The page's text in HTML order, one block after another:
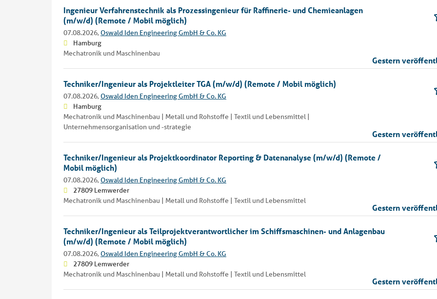
Ingenieur Verfahrenstechnik als Prozessingenieur für Raffinerie- und Chemieanlagen
(m/w/d) (Remote / Mobil möglich)
07.08.2026, Oswald Iden Engineering GmbH & Co. KG
Hamburg
Mechatronik und Maschinenbau
Gestern
Techniker/Ingenieur als Projektleiter TGA (m/w/d) (Remote / Mobil möglich)
07.08.2026, Oswald Iden Engineering GmbH & Co. KG
Hamburg
Mechatronik und Maschinenbau | Metall und Rohstoffe | Textil und Lebensmittel |
Unternehmensorganisation und -strategie
Gestern
Techniker/Ingenieur als Projektkoordinator Reporting & Datenanalyse (m/w/d) (Remote /
Mobil möglich)
07.08.2026, Oswald Iden Engineering GmbH & Co. KG
27809 Lemwerder
Mechatronik und Maschinenbau | Metall und Rohstoffe | Textil und Lebensmittel
Gestern
Techniker/Ingenieur als Teilprojektverantwortlicher im Schiffsmaschinen- und Anlagenbau
(m/w/d) (Remote / Mobil möglich)
07.08.2026, Oswald Iden Engineering GmbH & Co. KG
27809 Lemwerder
Mechatronik und Maschinenbau | Metall und Rohstoffe | Textil und Lebensmittel
Gestern